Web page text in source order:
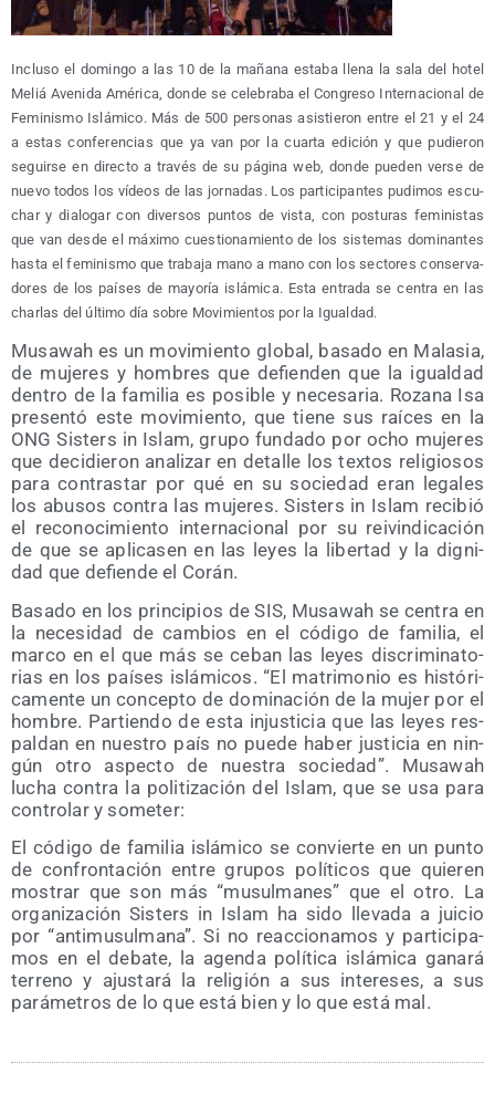
Inclu­so el domin­go a las 10 de la maña­na esta­ba lle­na la sala del hotel
Meliá Ave­ni­da Amé­ri­ca, don­de se cele­bra­ba el Con­gre­so Inter­na­cio­nal de
Femi­nis­mo Islá­mi­co. Más de 500 per­so­nas asis­tie­ron entre el 21 y el 24
a estas con­fe­ren­cias que ya van por la cuar­ta edi­ción y que pudie­ron
seguir­se en direc­to a tra­vés de su pági­na web, don­de pue­den ver­se de
nue­vo todos los vídeos de las jor­na­das. Los par­ti­ci­pan­tes pudi­mos escu­
char y dia­lo­gar con diver­sos pun­tos de vis­ta, con pos­tu­ras femi­nis­tas
que van des­de el máxi­mo cues­tio­na­mien­to de los sis­te­mas domi­nan­tes
has­ta el femi­nis­mo que tra­ba­ja mano a mano con los sec­to­res con­ser­va­
do­res de los paí­ses de mayo­ría islá­mi­ca. Esta entra­da se cen­tra en las
char­las del últi­mo día sobre Movi­mien­tos por la Igualdad.
Musa­wah es un movi­mien­to glo­bal, basa­do en Mala­sia,
de muje­res y hom­bres que defien­den que la igual­dad
den­tro de la fami­lia es posi­ble y nece­sa­ria. Roza­na Isa
pre­sen­tó este movi­mien­to, que tie­ne sus raí­ces en la
ONG Sis­ters in Islam, gru­po fun­da­do por ocho muje­res
que deci­die­ron ana­li­zar en deta­lle los tex­tos reli­gio­sos
para con­tras­tar por qué en su socie­dad eran lega­les
los abu­sos con­tra las muje­res. Sis­ters in Islam reci­bió
el reco­no­ci­mien­to inter­na­cio­nal por su rei­vin­di­ca­ción
de que se apli­ca­sen en las leyes la liber­tad y la dig­ni­
dad que defien­de el Corán.
Basa­do en los prin­ci­pios de SIS, Musa­wah se cen­tra en
la nece­si­dad de cam­bios en el códi­go de fami­lia, el
mar­co en el que más se ceban las leyes dis­cri­mi­na­to­
rias en los paí­ses islá­mi­cos. “El matri­mo­nio es his­tó­ri­
ca­men­te un con­cep­to de domi­na­ción de la mujer por el
hom­bre. Par­tien­do de esta injus­ti­cia que las leyes res­
pal­dan en nues­tro país no pue­de haber jus­ti­cia en nin­
gún otro aspec­to de nues­tra socie­dad”. Musa­wah
lucha con­tra la poli­ti­za­ción del Islam, que se usa para
con­tro­lar y someter:
El códi­go de fami­lia islá­mi­co se con­vier­te en un pun­to
de con­fron­ta­ción entre gru­pos polí­ti­cos que quie­ren
mos­trar que son más “musul­ma­nes” que el otro. La
orga­ni­za­ción Sis­ters in Islam ha sido lle­va­da a jui­cio
por “anti­mu­sul­ma­na”. Si no reac­cio­na­mos y par­ti­ci­pa­
mos en el deba­te, la agen­da polí­ti­ca islá­mi­ca gana­rá
terreno y ajus­ta­rá la reli­gión a sus intere­ses, a sus
pará­me­tros de lo que está bien y lo que está mal.